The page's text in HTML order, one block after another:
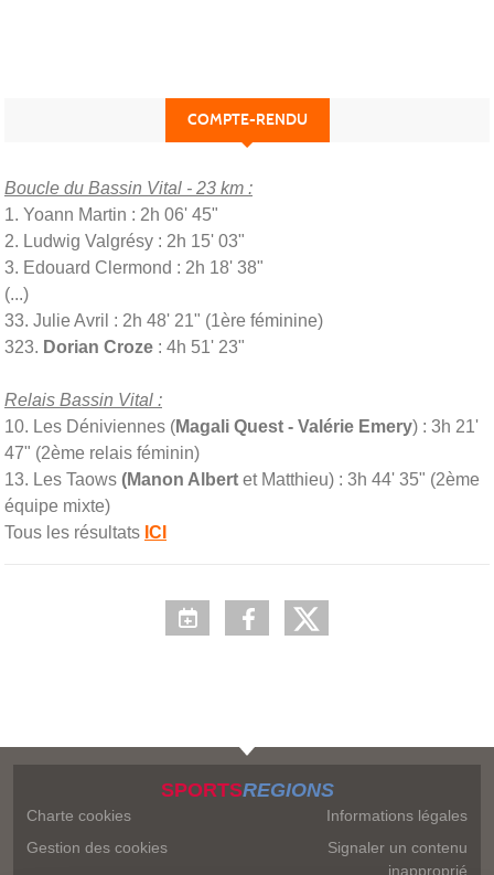
COMPTE-RENDU
Boucle du Bassin Vital - 23 km :
1. Yoann Martin : 2h 06' 45"
2. Ludwig Valgrésy : 2h 15' 03"
3. Edouard Clermond : 2h 18' 38"
(...)
33. Julie Avril : 2h 48' 21" (1ère féminine)
323. Dorian Croze : 4h 51' 23"
Relais Bassin Vital :
10. Les Déniviennes (Magali Quest - Valérie Emery) : 3h 21'
47" (2ème relais féminin)
13. Les Taows (Manon Albert et Matthieu) : 3h 44' 35" (2ème
équipe mixte)
Tous les résultats ICI
SPORTSREGIONS
Charte cookies
Gestion des cookies
Informations légales
Signaler un contenu
inapproprié